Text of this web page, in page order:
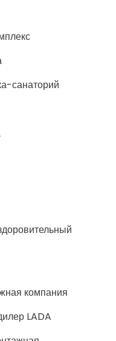
санаторий
компания
LADA